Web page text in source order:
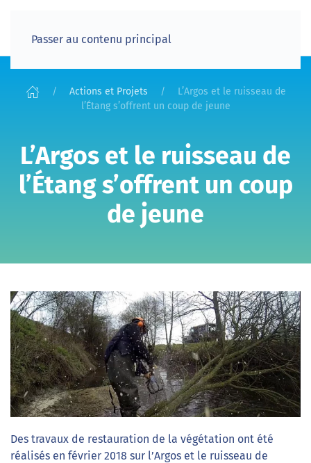
Passer au contenu principal
Actions et Projets
L’Argos et le ruisseau de
l’Étang s’offrent un coup de jeune
L’Argos et le ruisseau de
l’Étang s’offrent un coup
de jeune
Des travaux de restauration de la végétation ont été
réalisés en février 2018 sur l’Argos et le ruisseau de